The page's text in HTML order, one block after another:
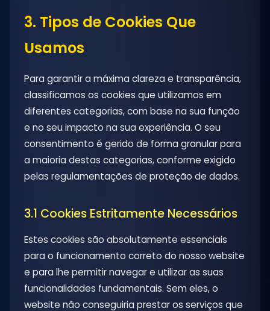
3. Tipos de Cookies Que
Usamos
Para garantir a máxima clareza e transparência,
classificamos os cookies que utilizamos em
diferentes categorias, com base na sua função
e no seu impacto na sua experiência. O seu
consentimento é gerido de forma granular para
a maioria destas categorias, conforme exigido
pelas regulamentações de proteção de dados.
3.1 Cookies Estritamente Necessários
Estes cookies são absolutamente essenciais
para o funcionamento correto do nosso website
e para lhe permitir navegar e utilizar as suas
funcionalidades fundamentais. Sem eles, o
website não conseguiria prestar os serviços que